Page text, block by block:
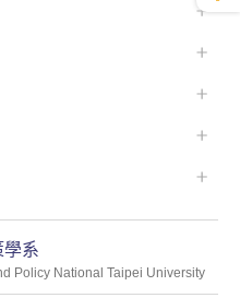
學系
Policy National Taipei University